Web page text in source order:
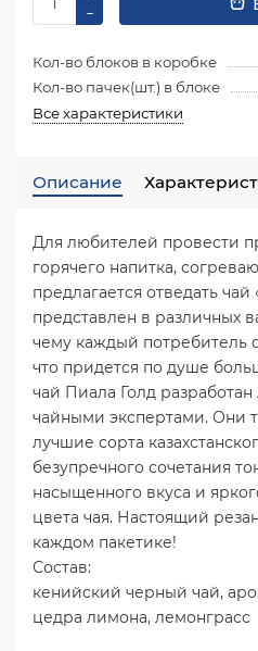
Кол-во блоков в коробке
Кол-во пачек(шт.) в блоке
Все характеристики
Описание
Для любителей провести
горячего напитка,
предлагается отведать
представлен в различных
чему каждый потребитель
что придется по душе
чай Пиала Голд
чайными экспертами. Они
лучшие сорта
безупречного сочетания
насыщенного вкуса и
цвета чая. Настоящий
каждом пакетике!
Состав:
кенийский черный чай,
цедра лимона, лемонграсс